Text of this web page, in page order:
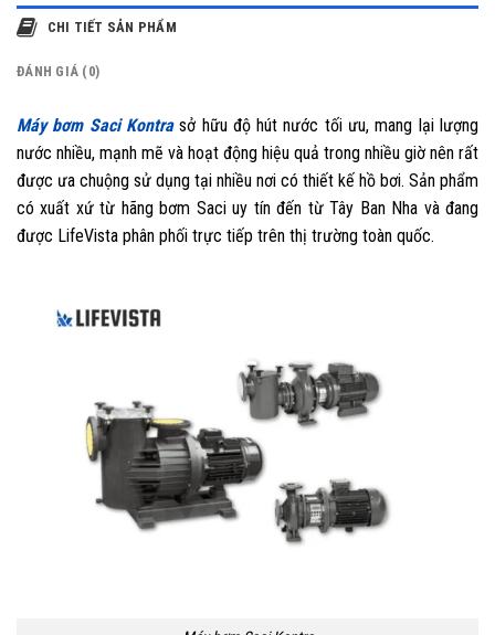
CHI TIẾT SẢN PHẨM
ĐÁNH GIÁ (0)
Máy bơm Saci Kontrasở hữu độ hút nước tối ưu, mang lại lượng
nước nhiều, mạnh mẽ và hoạt động hiệu quả trong nhiều giờ nên rất
được ưa chuộng sử dụng tại nhiều nơi có thiết kế hồ bơi. Sản phẩm
có xuất xứ từ hãng bơm Saci uy tín đến từ Tây Ban Nha và đang
được LifeVista phân phối trực tiếp trên thị trường toàn quốc.